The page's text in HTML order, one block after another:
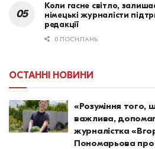
Коли гасне світло,
німецькі журналісти
редакції
0 ПОСИЛАНЬ
ОСТАННІ НОВИНИ
«Розуміння того,
важлива,
журналістка
Пономарьова про